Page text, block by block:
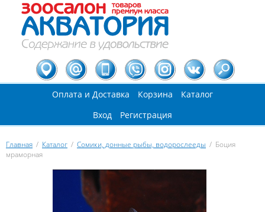
Оплата и Доставка Корзина
Каталог
Вход
Регистрация
Главная / Каталог / Сомики, донные рыбы, водорослееды / Боция
мраморная